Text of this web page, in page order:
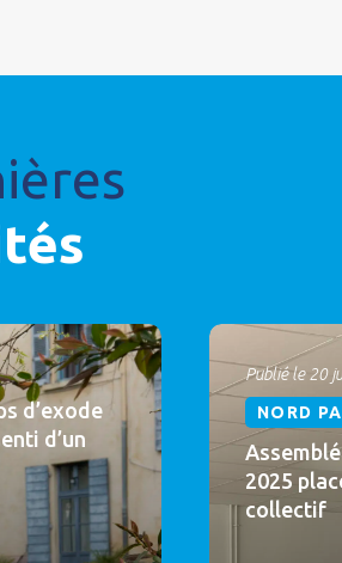
d’exode
d’un
Publié le 20
NORD
2025
collectif